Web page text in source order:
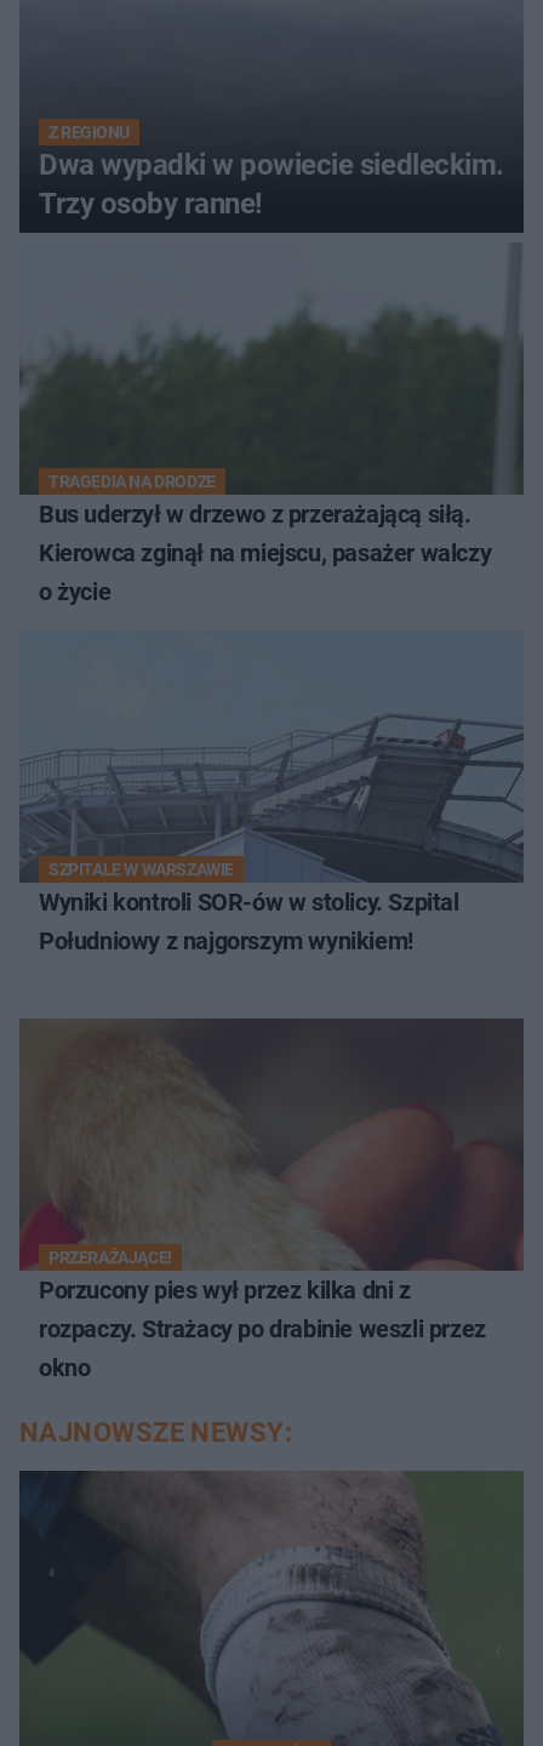
Z REGIONU
Dwa wypadki w powiecie siedleckim.
Trzy osoby ranne!
TRAGEDIA NA DRODZE
Bus uderzył w drzewo z przerażającą siłą.
Kierowca zginął na miejscu, pasażer walczy
o życie
SZPITALE W WARSZAWIE
Wyniki kontroli SOR-ów w stolicy. Szpital
Południowy z najgorszym wynikiem!
PRZERAŻAJĄCE!
Porzucony pies wył przez kilka dni z
rozpaczy. Strażacy po drabinie weszli przez
okno
NAJNOWSZE NEWSY: